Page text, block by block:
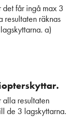
det får ingå max 3
resultaten räknas
a)
alla resultaten
de 3 lagskyttarna.